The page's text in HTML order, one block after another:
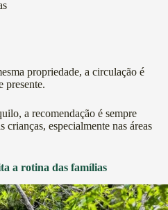
propriedade, a circulação é
presente.
a recomendação é sempre
crianças, especialmente nas áreas
a rotina das famílias